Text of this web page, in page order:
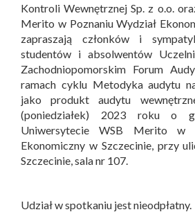
Kontroli Wewnętrznej Sp. z o.o.
Merito w Poznaniu Wydział
zapraszają członków i
studentów i absolwentów
Zachodniopomorskim Forum
ramach cyklu Metodyka audytu
jako produkt audytu
(poniedziałek) 2023 roku o
Uniwersytecie WSB Merito w
Ekonomiczny w Szczecinie, przy
Szczecinie, sala nr 107.
Udział w spotkaniu jest nieodpłatny.